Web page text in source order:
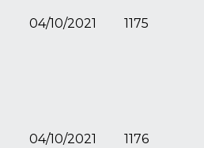
04/10/2021 1175
04/10/2021 1176